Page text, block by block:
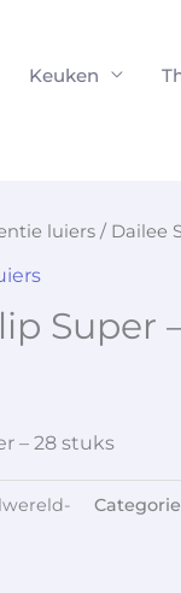
Keuken
luiers / Dailee
Super
– 28 stuks